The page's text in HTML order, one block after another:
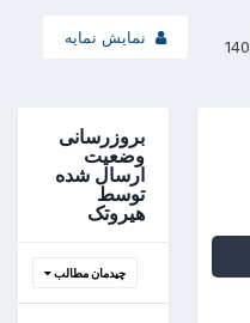
نمایش نمایه
بروزرسانی
وضعیت
ارسال شده
توسط
هیروتک
چیدمان مطالب